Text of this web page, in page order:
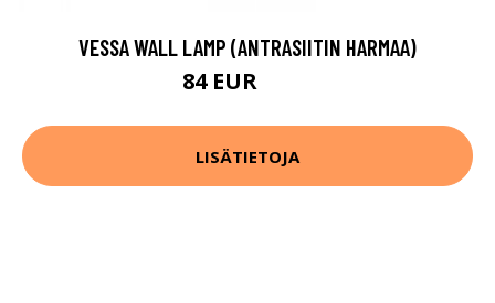
VESSA WALL LAMP (ANTRASIITIN HARMAA)
84 EUR
LISÄTIETOJA